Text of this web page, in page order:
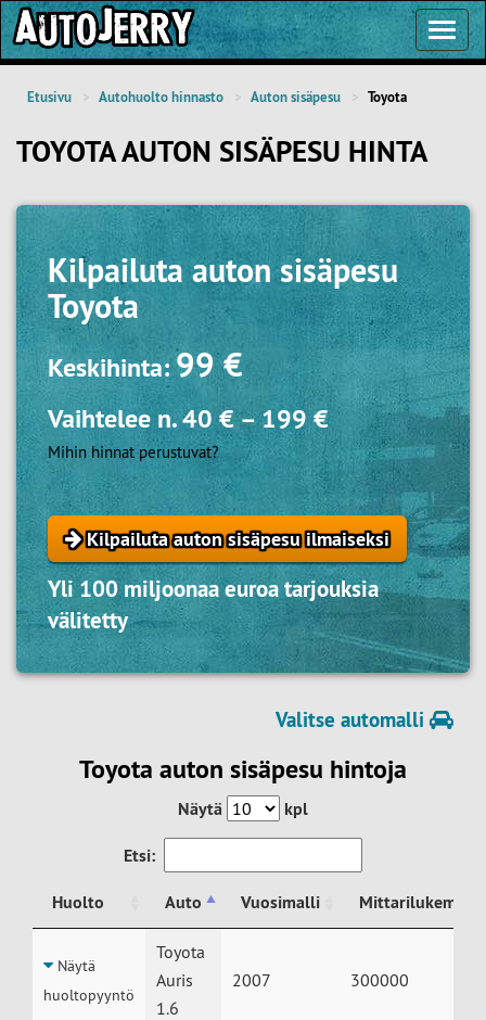
Etusivu Autohuolto hinnasto Auton sisäpesu Toyota
TOYOTA AUTON SISÄPESU HINTA
Kilpailutaauton sisäpesu
Toyota
Keskihinta:99 €
Vaihtelee n.40 €–199 €
Mihin hinnat perustuvat?
Kilpailuta auton sisäpesu ilmaiseksi
Yli 100 miljoonaa euroa tarjouksia
välitetty
Valitse automalli
Toyota auton sisäpesu hintoja
Näytä kpl
Etsi:
Huolto Auto Vuosimalli
Mittarilukema
Auto
Näytä
huoltopyyntö
Toyota
Auris
1.6
2007 300000